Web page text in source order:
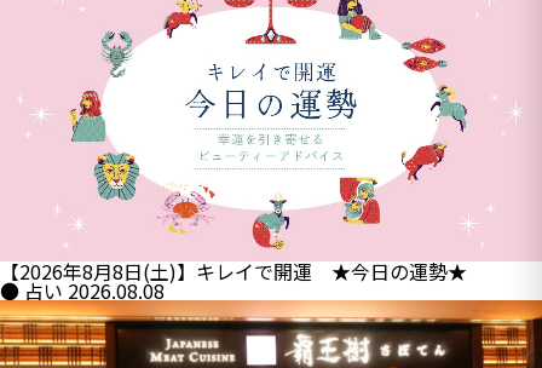
【2026年8月8日(土)】キレイで開運 ★今日の運勢★
● 占い 2026.08.08